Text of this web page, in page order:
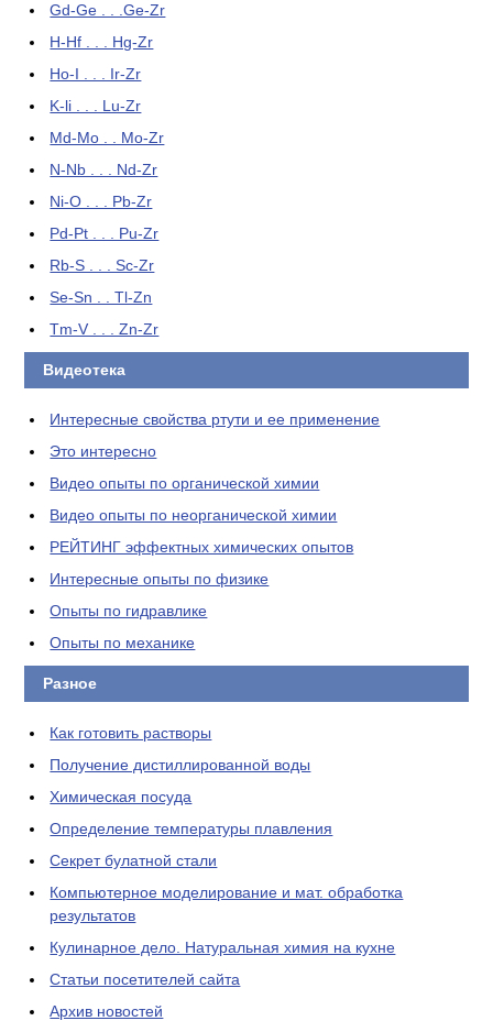
Gd-Ge . . .Ge-Zr
H-Hf . . . Hg-Zr
Ho-I . . . Ir-Zr
K-li . . . Lu-Zr
Md-Mo . . Mo-Zr
N-Nb . . . Nd-Zr
Ni-O . . . Pb-Zr
Pd-Pt . . . Pu-Zr
Rb-S . . . Sc-Zr
Se-Sn . . Tl-Zn
Tm-V . . . Zn-Zr
Видеотека
Интересные свойства ртути и ее применение
Это интересно
Видео опыты по органической химии
Видео опыты по неорганической химии
РЕЙТИНГ эффектных химических опытов
Интересные опыты по физике
Опыты по гидравлике
Опыты по механике
Разное
Как готовить растворы
Получение дистиллированной воды
Химическая посуда
Определение температуры плавления
Секрет булатной стали
Компьютерное моделирование и мат. обработка
результатов
Кулинарное дело. Натуральная химия на кухне
Статьи посетителей сайта
Архив новостей